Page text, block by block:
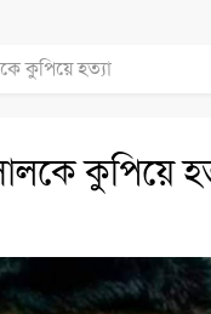
কুপিয়ে হত্যা
কুপিয়ে